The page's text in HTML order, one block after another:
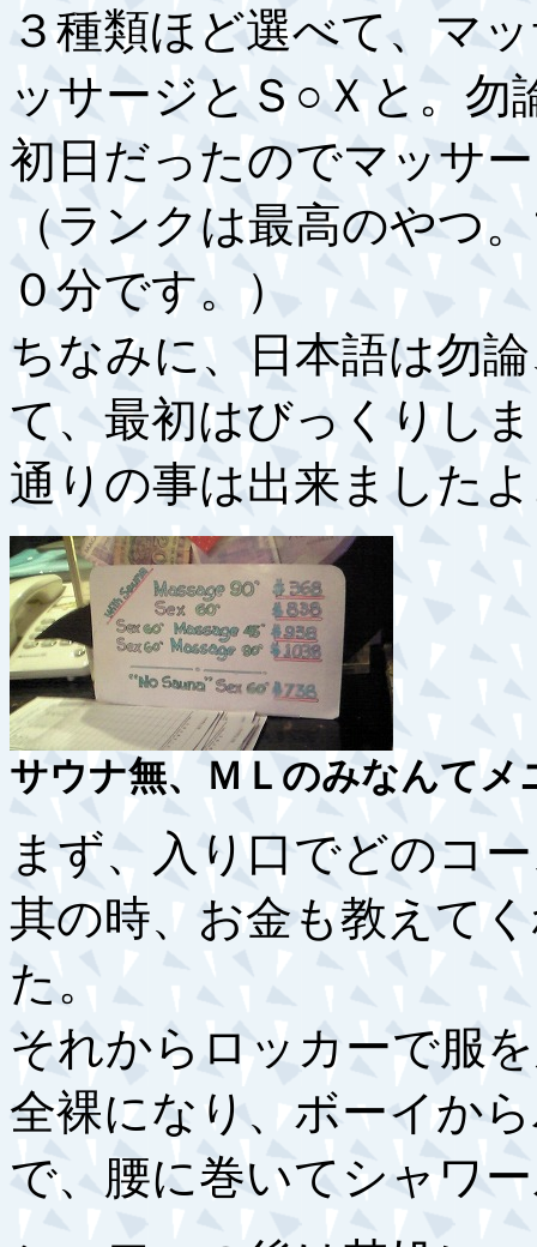
３種類ほど選べて、マ
ッサージとＳ○Ｘと。
初日だったのでマッサ
（ランクは最高のやつ
０分です。）
ちなみに、日本語は勿
て、最初はびっくりし
通りの事は出来ました
サウナ無、ＭＬのみなんてメ
まず、入り口でどのコ
其の時、お金も教えて
た。
それからロッカーで服
全裸になり、ボーイか
で、腰に巻いてシャワ